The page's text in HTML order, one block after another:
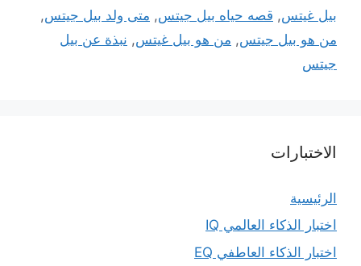
بيل غيتس, قصه حياه بيل جيتس, متى ولد بيل جيتس,
من هو بيل جيتس, من هو بيل غيتس, نبذة عن بيل
جيتس
الاختبارات
الرئيسية
اختبار الذكاء العالمي IQ
اختبار الذكاء العاطفي EQ